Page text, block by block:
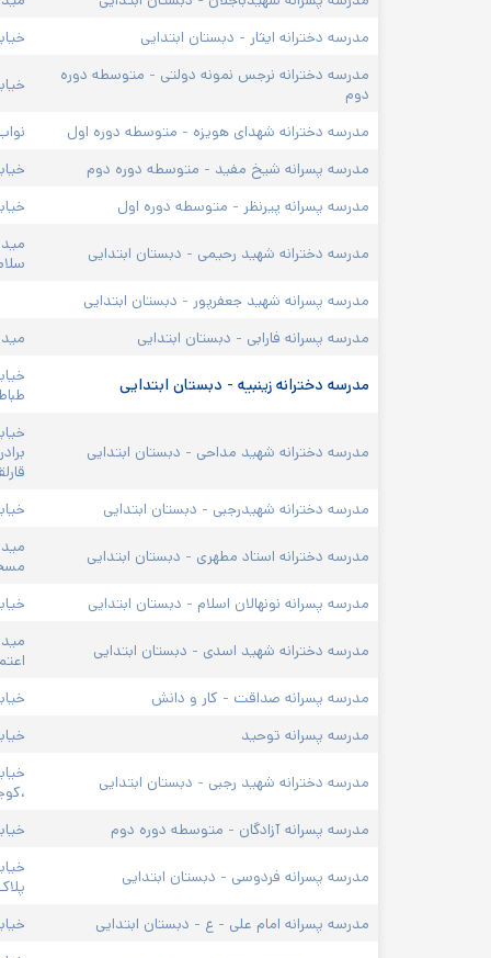
مدرسه دخترانه ایثار - دبستان ابتدایی
مدرسه دخترانه نرجس نمونه دولتی - متوسطه دوره
دوم
مدرسه دخترانه شهدای هویزه - متوسطه دوره اول
مدرسه پسرانه شیخ مفید - متوسطه دوره دوم
مدرسه پسرانه پیرنظر - متوسطه دوره اول
مدرسه دخترانه شهید رحیمی - دبستان ابتدایی
مدرسه پسرانه شهید جعفرپور - دبستان ابتدایی
مدرسه پسرانه فارابی - دبستان ابتدایی
مدرسه دخترانه زینبیه - دبستان ابتدایی
مدرسه دخترانه شهید مداحی - دبستان ابتدایی
مدرسه دخترانه شهیدرجبی - دبستان ابتدایی
مدرسه دخترانه استاد مطهری - دبستان ابتدایی
مدرسه پسرانه نونهالان اسلام - دبستان ابتدایی
مدرسه دخترانه شهید اسدی - دبستان ابتدایی
مدرسه پسرانه صداقت - کار و دانش
مدرسه پسرانه توحید
خیابان
مدرسه دخترانه شهید رجبی - دبستان ابتدایی
مدرسه پسرانه آزادگان - متوسطه دوره دوم
مدرسه پسرانه فردوسی - دبستان ابتدایی
مدرسه پسرانه امام علی - ع - دبستان ابتدایی